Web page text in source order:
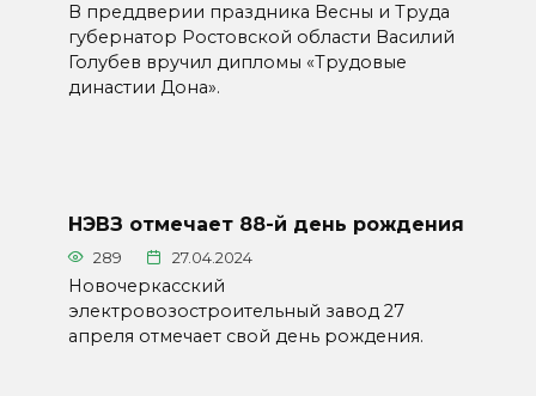
В преддверии праздника Весны и Труда
губернатор Ростовской области Василий
Голубев вручил дипломы «Трудовые
династии Дона».
НЭВЗ отмечает 88-й день рождения
289 27.04.2024
Новочеркасский
электровозостроительный завод 27
апреля отмечает свой день рождения.